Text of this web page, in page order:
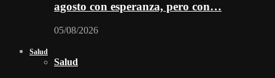
agosto con esperanza, pero con…
05/08/2026
Salud
Salud